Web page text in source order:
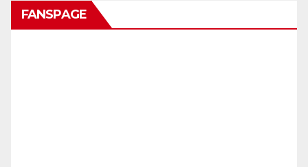
FANSPAGE